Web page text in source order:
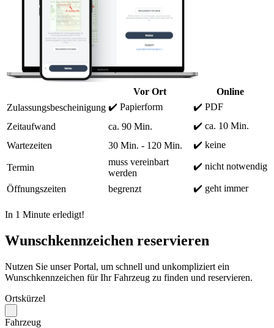
Vor Ort
Online
Zulassungsbescheinigung ✔️ Papierform
✔️ PDF
Zeitaufwand
ca. 90 Min.
✔️ ca. 10 Min.
Wartezeiten
30 Min. - 120 Min. ✔️ keine
Termin
muss vereinbart
werden
✔️ nicht notwendig
Öffnungszeiten begrenzt ✔️ geht immer
In 1 Minute erledigt!
Wunschkennzeichen reservieren
Nutzen Sie unser Portal, um schnell und unkompliziert ein
Wunschkennzeichen für Ihr Fahrzeug zu finden und reservieren.
Ortskürzel
Fahrzeug